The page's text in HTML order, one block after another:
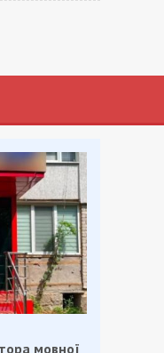
мовної